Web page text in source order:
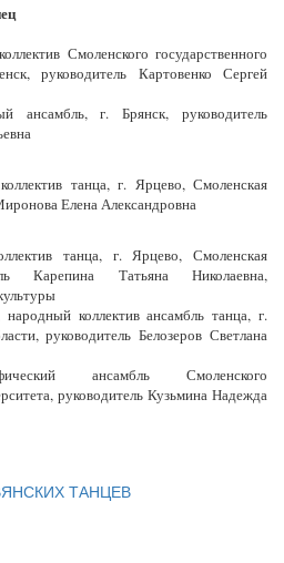
Смоленского государственного
руководитель Картовенко Сергей
ансамбль, г. Брянск, руководитель
танца, г. Ярцево, Смоленская
Елена Александровна
танца, г. Ярцево, Смоленская
Карепина Татьяна Николаевна,
коллектив ансамбль танца, г.
руководитель Белозеров Светлана
ансамбль Смоленского
руководитель Кузьмина Надежда
ТАНЦЕВ